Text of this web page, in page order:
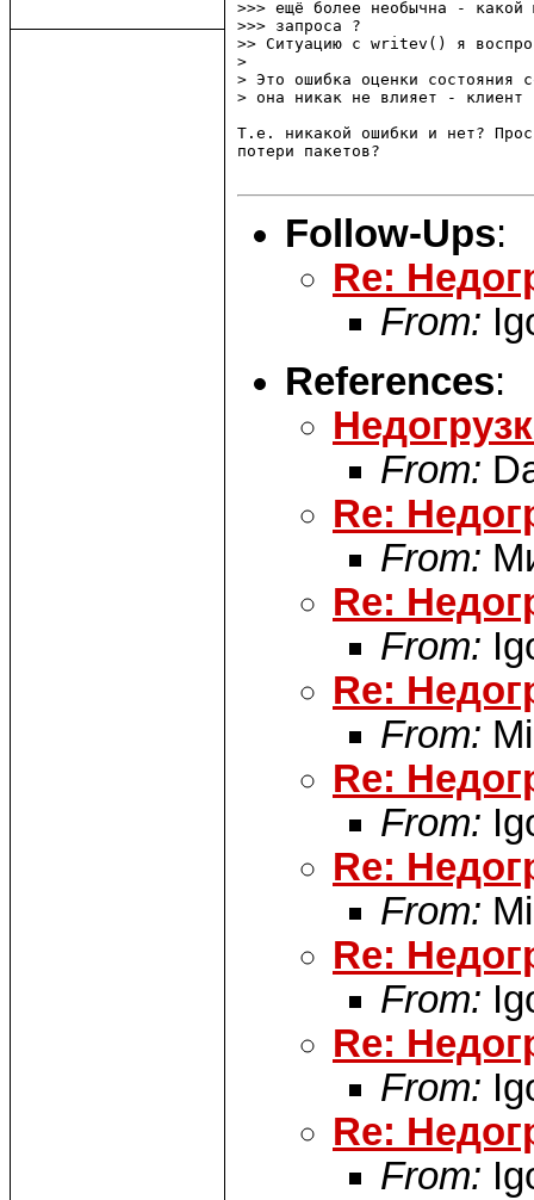
>>> ещё более необычна -
>>> запроса ?
>> Ситуацию с writev() я
>
> Это ошибка оценки состояния
> она никак не влияет - клиент
Т.е. никакой ошибки и нет?
потери пакетов?
Follow-Ups:
Re:
From:
References:
From:
Re:
From:
Re:
From:
Re:
From:
Re:
From:
Re:
From:
Re:
From:
Re:
From:
Re:
From: